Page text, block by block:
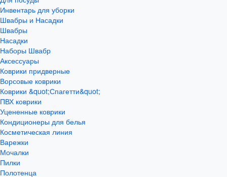
Инвентарь для уборки
Швабры и Насадки
Швабры
Насадки
Наборы Швабр
Аксессуары
Коврики придверные
Ворсовые коврики
Коврики &quot;Спагетти&quot;
ПВХ коврики
Уцененные коврики
Кондиционеры для белья
Косметическая линия
Варежки
Мочалки
Пилки
Полотенца